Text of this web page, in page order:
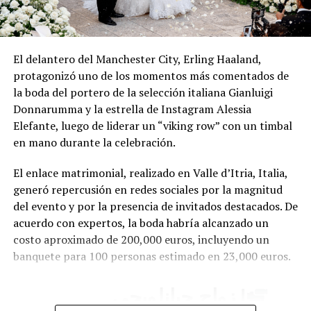
El delantero del Manchester City, Erling Haaland,
protagonizó uno de los momentos más comentados de
la boda del portero de la selección italiana Gianluigi
Donnarumma y la estrella de Instagram Alessia
Elefante, luego de liderar un “viking row” con un timbal
en mano durante la celebración.
El enlace matrimonial, realizado en Valle d’Itria, Italia,
generó repercusión en redes sociales por la magnitud
del evento y por la presencia de invitados destacados. De
acuerdo con expertos, la boda habría alcanzado un
costo aproximado de 200,000 euros, incluyendo un
banquete para 100 personas estimado en 23,000 euros.